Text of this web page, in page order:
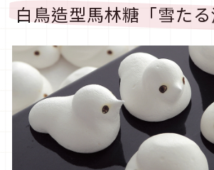
白鳥造型馬林糖「雪た